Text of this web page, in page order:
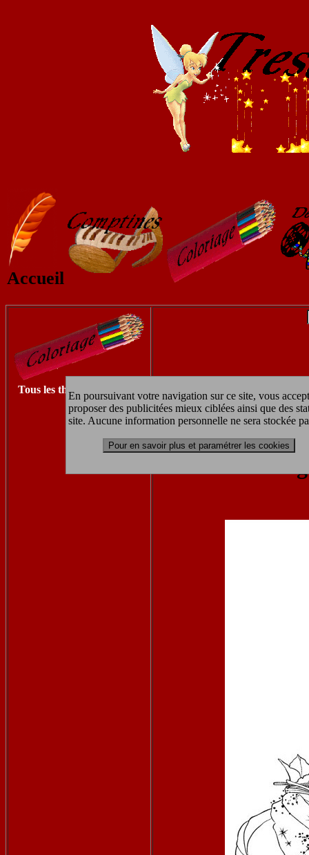
En poursuivant votre navigation sur ce site, vous
proposer des publicitées mieux ciblées ainsi que des
site. Aucune information personnelle ne sera stockée
Pour en savoir plus et paramétrer les cookies
Accueil
Tous les thèmes à imprimer
Retrouvez les autres coloriages